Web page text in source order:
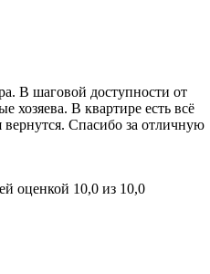
В шаговой доступности от
хозяева. В квартире есть всё
Спасибо за отличную
оценкой 10,0 из 10,0